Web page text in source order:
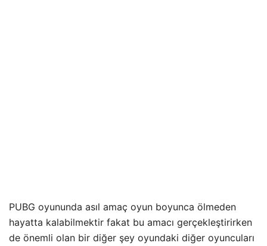
PUBG oyununda asıl amaç oyun boyunca ölmeden
hayatta kalabilmektir fakat bu amacı gerçekleştirirken
de önemli olan bir diğer şey oyundaki diğer oyuncuları